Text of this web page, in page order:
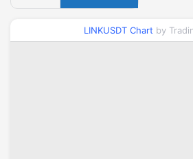
LINKUSDT Chart by